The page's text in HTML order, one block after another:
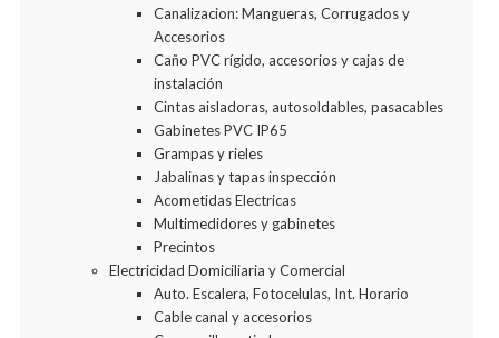
Canalizacion: Mangueras, Corrugados y
Accesorios
Caño PVC rígido, accesorios y cajas de
instalación
Cintas aisladoras, autosoldables, pasacables
Gabinetes PVC IP65
Grampas y rieles
Jabalinas y tapas inspección
Acometidas Electricas
Multimedidores y gabinetes
Precintos
Electricidad Domiciliaria y Comercial
Auto. Escalera, Fotocelulas, Int. Horario
Cable canal y accesorios